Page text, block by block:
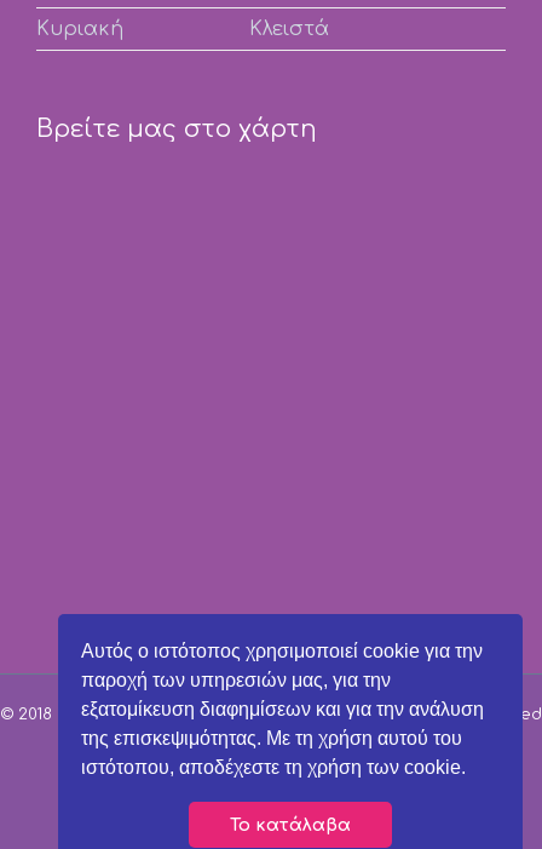
Αυτός ο ιστότοπος χρησιμοποιεί cookie για την
παροχή των υπηρεσιών μας, για την
εξατομίκευση διαφημίσεων και για την ανάλυση
της επισκεψιμότητας. Με τη χρήση αυτού του
ιστότοπου, αποδέχεστε τη χρήση των cookie.
Το κατάλαβα
Κυριακή
Κλειστά
Βρείτε μας στο χάρτη
© 2018 Παιδικοί Σταθμοί Μαρούσι | All Rights Reserved | Powered
by
↑